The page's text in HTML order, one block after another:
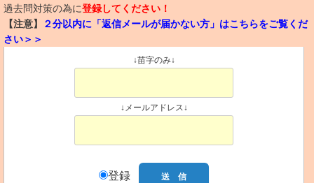
過去問対策の為に登録してください！
【注意】
２分以内に「返信メールが届かない方」はこちらをご覧くだ
さい＞＞
↓苗字のみ↓
↓メールアドレス↓
登録